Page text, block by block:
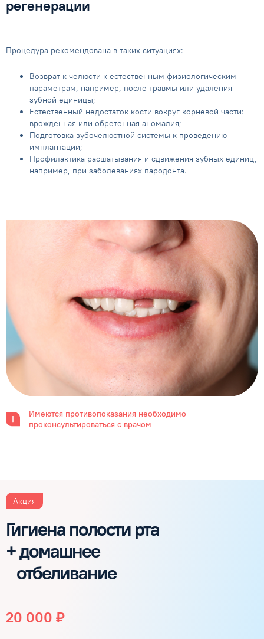
регенерации
Процедура рекомендована в таких ситуациях:
Возврат к челюсти к естественным физиологическим
параметрам, например, после травмы или удаления
зубной единицы;
Естественный недостаток кости вокруг корневой части:
врожденная или обретенная аномалия;
Подготовка зубочелюстной системы к проведению
имплантации;
Профилактика расшатывания и сдвижения зубных единиц,
например, при заболеваниях пародонта.
Имеются противопоказания необходимо
проконсультироваться с врачом
Акция
Гигиена полости рта
+ домашнее
отбеливание
20 000 ₽